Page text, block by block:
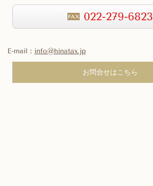
022-279-6823
E-mail： info@hinatax.jp
お問合せはこちら